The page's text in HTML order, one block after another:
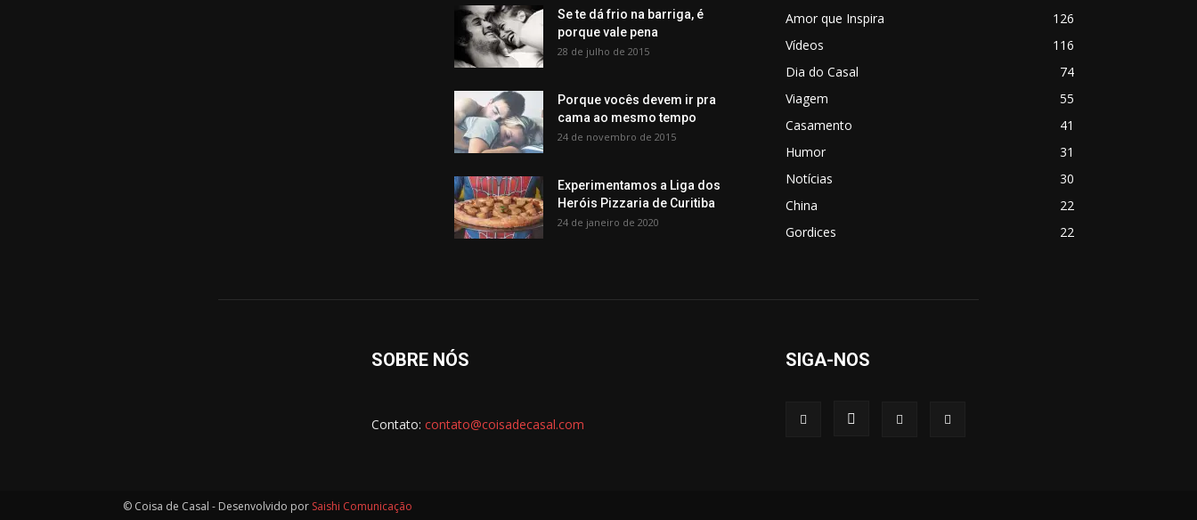
Se te dá frio na barriga, é
porque vale pena
28 de julho de 2015
Porque vocês devem ir pra
cama ao mesmo tempo
24 de novembro de 2015
Experimentamos a Liga dos
Heróis Pizzaria de Curitiba
24 de janeiro de 2020
Amor que Inspira
126
Vídeos
116
Dia do Casal
74
Viagem
55
Casamento
41
Humor
31
Notícias
30
China
22
Gordices
22
SOBRE NÓS
Contato: contato@coisadecasal.com
SIGA-NOS
© Coisa de Casal - Desenvolvido por Saishi Comunicação